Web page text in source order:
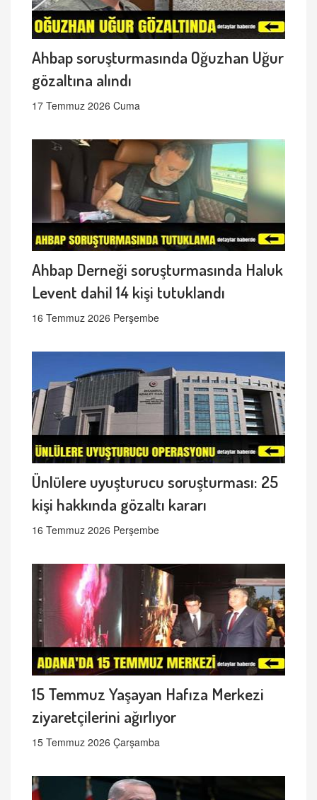
Ahbap soruşturmasında Oğuzhan Uğur
gözaltına alındı
17 Temmuz 2026 Cuma
Ahbap Derneği soruşturmasında Haluk
Levent dahil 14 kişi tutuklandı
16 Temmuz 2026 Perşembe
Ünlülere uyuşturucu soruşturması: 25
kişi hakkında gözaltı kararı
16 Temmuz 2026 Perşembe
15 Temmuz Yaşayan Hafıza Merkezi
ziyaretçilerini ağırlıyor
15 Temmuz 2026 Çarşamba